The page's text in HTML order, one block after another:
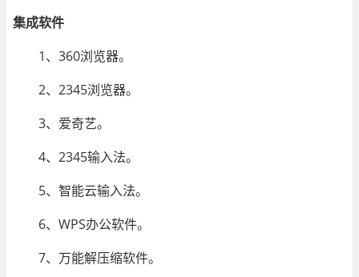
集成软件
1、360浏览器。
2、2345浏览器。
3、爱奇艺。
4、2345输入法。
5、智能云输入法。
6、WPS办公软件。
7、万能解压缩软件。